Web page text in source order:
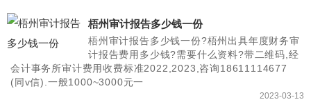
梧州审计报告多少钱一份
梧州审计报告多少钱一份?梧州出具年度财务审
计报告费用多少钱?需要什么资料?带二维码,经
会计事务所审计费用收费标准2022,2023,咨询18611114677
(同v信).一般1000~3000元一
2023-03-13